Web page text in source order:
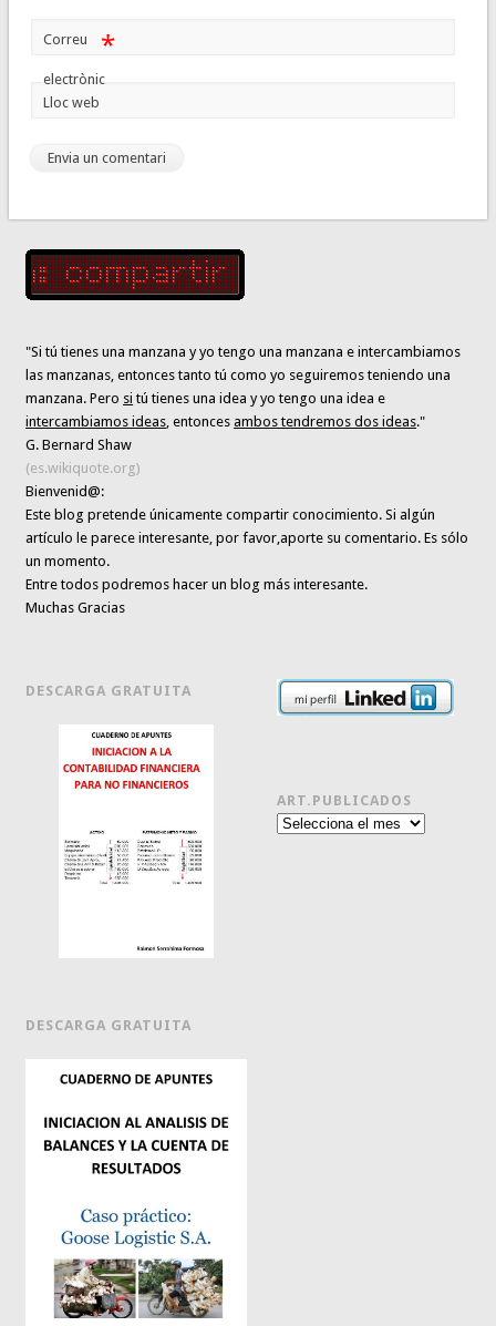
Correu
electrònic
*
Lloc web
"Si tú tienes una manzana y yo tengo una manzana e intercambiamos
las manzanas, entonces tanto tú como yo seguiremos teniendo una
manzana. Pero si tú tienes una idea y yo tengo una idea e
intercambiamos ideas, entoncesambos tendremos dos ideas."
G. Bernard Shaw
(es.wikiquote.org)
Bienvenid@:
Este blog pretende únicamentecompartir conocimiento. Si algún
artículo le parece interesante,por favor,aporte su comentario. Es sólo
un momento.
Entre todos podremos hacer un blog más interesante.
Muchas Gracias
DESCARGA GRATUITA
DESCARGA GRATUITA
ART.PUBLICADOS
Art.publicados